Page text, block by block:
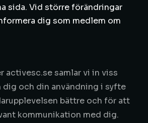
sida. Vid större förändringar
dig som medlem om
activesc.se samlar vi in viss
och din användning i syfte
bättre och för att
kommunikation med dig.